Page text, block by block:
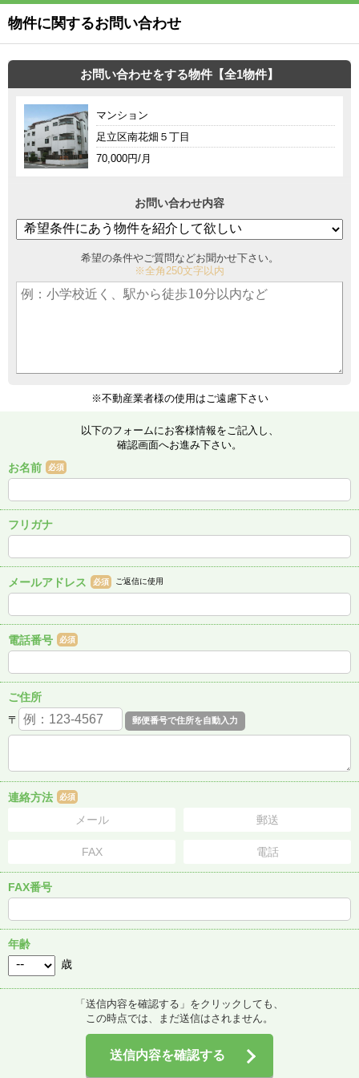
物件に関するお問い合わせ
お問い合わせをする物件【全1物件】
マンション
足立区南花畑５丁目
70,000円/月
お問い合わせ内容
希望の条件やご質問などお聞かせ下さい。
※全角250文字以内
※不動産業者様の使用はご遠慮下さい
以下のフォームにお客様情報をご記入し、
確認画面へお進み下さい。
お名前 必須
フリガナ
メールアドレス 必須 ご返信に使用
電話番号 必須
ご住所
〒
連絡方法 必須
メール 郵送
FAX 電話
FAX番号
年齢
歳
「送信内容を確認する」をクリックしても、
この時点では、まだ送信はされません。
送信内容を確認する